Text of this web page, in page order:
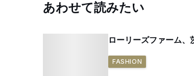
あわせて読みたい
ローリーズファーム
FASHION